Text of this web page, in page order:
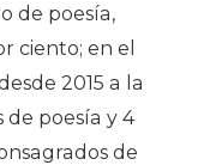
de poesía,
ciento; en el
2015 a la
de poesía y 4
de